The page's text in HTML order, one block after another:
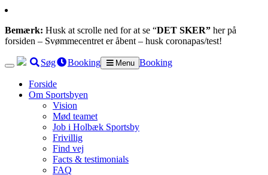
Bemærk: Husk at scrolle ned for at se “DET SKER” her på
forsiden – Svømmecentret er åbent – husk coronapas/test!
Søg Booking Menu Booking
Forside
Om Sportsbyen
Vision
Mød teamet
Job i Holbæk Sportsby
Frivillig
Find vej
Facts & testimonials
FAQ